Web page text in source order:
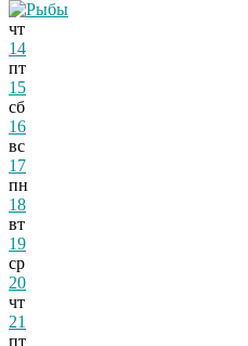
чт
14
пт
15
сб
16
вс
17
пн
18
вт
19
ср
20
чт
21
пт